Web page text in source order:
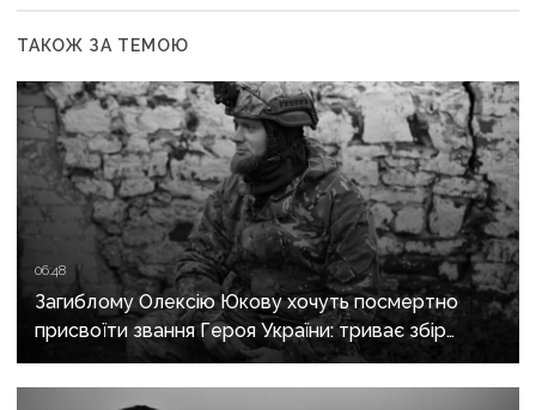
ТАКОЖ ЗА ТЕМОЮ
06:48
Загиблому Олексію Юкову хочуть посмертно
присвоїти звання Героя України: триває збір
підписів